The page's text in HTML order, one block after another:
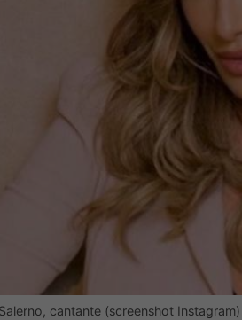
cantante (screenshot Instagram)